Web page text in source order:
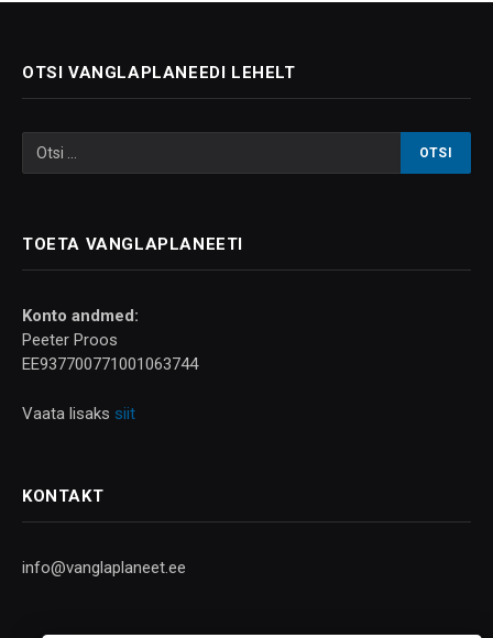
OTSI VANGLAPLANEEDI LEHELT
TOETA VANGLAPLANEETI
Konto andmed:
Peeter Proos
EE937700771001063744
Vaata lisaks siit
KONTAKT
info@vanglaplaneet.ee